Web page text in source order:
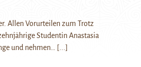
Allen Vorurteilen zum Trotz
Studentin Anastasia
und nehmen…
[...]